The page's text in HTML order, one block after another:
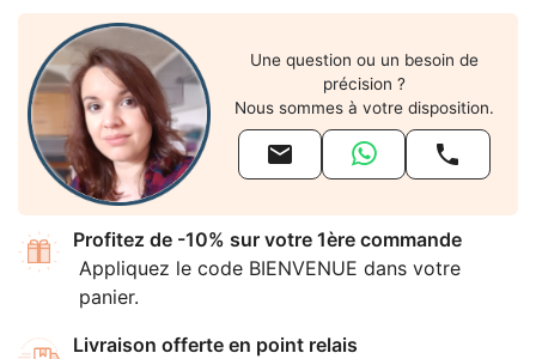
Une question ou un besoin de
précision ?
Nous sommes à votre disposition.
 
Profitez de -10% sur votre 1ère commande
Appliquez le code BIENVENUE dans votre
panier.
Livraison offerte en point relais